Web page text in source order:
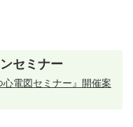
セミナー
心電図セミナー』開催案